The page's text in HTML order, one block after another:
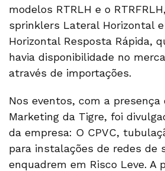
modelos RTRLH e o
sprinklers Lateral Horizontal
Horizontal Resposta Rápida,
havia disponibilidade no
através de importações.
Nos eventos, com a presença
Marketing da Tigre, foi
da empresa: O CPVC,
para instalações de redes de
enquadrem em Risco Leve. A